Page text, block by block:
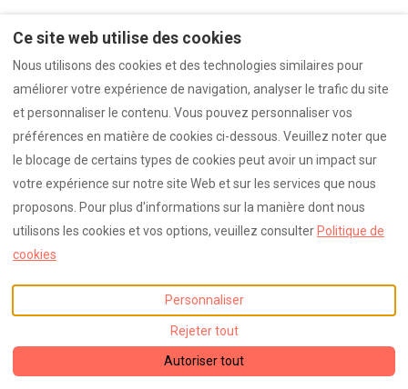
Ce site web utilise des cookies
Nous utilisons des cookies et des technologies similaires pour
améliorer votre expérience de navigation, analyser le trafic du site
et personnaliser le contenu. Vous pouvez personnaliser vos
préférences en matière de cookies ci-dessous. Veuillez noter que
le blocage de certains types de cookies peut avoir un impact sur
votre expérience sur notre site Web et sur les services que nous
proposons. Pour plus d'informations sur la manière dont nous
utilisons les cookies et vos options, veuillez consulterPolitique de
cookies
Personnaliser
Rejeter tout
Autoriser tout